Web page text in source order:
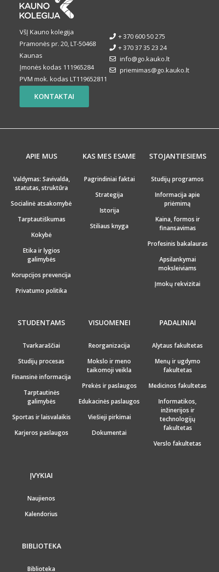
VšĮ Kauno kolegija
Pramonės pr. 20, LT-50468
Kaunas
Įmonės kodas 111965284
PVM mok. kodas LT119652811
+ 370 600 50 275
+ 370 37 35 23 24
info@go.kauko.lt
priemimas@go.kauko.lt
KONTAKTAI
APIE MUS
Valdymas: Savivalda,
statutas, struktūra
Socialinė atsakomybė
Tarptautiškumas
Kokybė
Etika ir lygios
galimybės
Korupcijos prevencija
Privatumo politika
KAS MES ESAME
Pagrindiniai faktai
Strategija
Istorija
Stiliaus knyga
STOJANTIESIEMS
Studijų programos
Informacija apie
priėmimą
Kaina, formos ir
finansavimas
Profesinis bakalauras
Apsilankymai
moksleiviams
Įmokų rekvizitai
STUDENTAMS
Tvarkaraščiai
Studijų procesas
Finansinė informacija
Tarptautinės
galimybės
Sportas ir laisvalaikis
Karjeros paslaugos
VISUOMENEI
Reorganizacija
Mokslo ir meno
taikomoji veikla
Prekės ir paslaugos
Edukacinės paslaugos
Viešieji pirkimai
Dokumentai
PADALINIAI
Alytaus fakultetas
Menų ir ugdymo
fakultetas
Medicinos fakultetas
Informatikos,
inžinerijos ir
technologijų
fakultetas
Verslo fakultetas
ĮVYKIAI
Naujienos
Kalendorius
BIBLIOTEKA
Biblioteka